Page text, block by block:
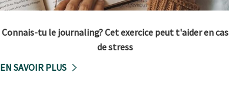
Connais-tu le journaling? Cet exercice peut t'aider en cas
de stress
EN SAVOIR PLUS